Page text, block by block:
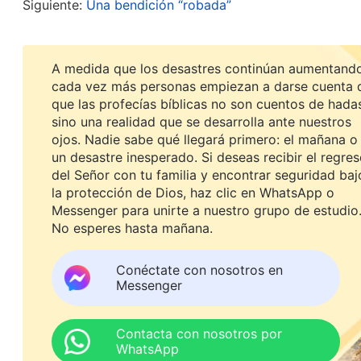
Dios siguiera exhibiendo señales y maravillas,
tendría importancia ni valor. Así pues, Dios lleva
completada cada etapa de Su obra, los
Satanás empieza a pisarle los talones a Dios,
ha completado una etapa de Su obra, los
Palabra, Vol. I. La aparición y obra de Dios. Conocer
palabras de Dios Todopoderoso y la enseñanza
Me dije a mí mismo: ¡Esto es completamente
realiza obra nueva. No repetiría Su obra antigua.
entonces, ¿por qué Dios haría la misma obra
Todopoderoso ha venido ahora y ha
la Era del Reino. Esta obra nunca se ha
durante la época actual emerge una persona
Siguiente: Una bendición “robada”
A medida que los desastres continúan
cada vez más personas empiezan a darse cuenta
que las profecías bíblicas no son cuentos de
sino una realidad que se desarrolla ante nuestros
ojos. Nadie sabe qué llegará primero: el mañana o
un desastre inesperado. Si deseas recibir el
del Señor con tu familia y encontrar seguridad
la protección de Dios, haz clic en WhatsApp o
Messenger para unirte a nuestro grupo de estudio.
No esperes hasta mañana.
Conéctate con nosotros en
Messenger
Contacta con nosotros por
WhatsApp